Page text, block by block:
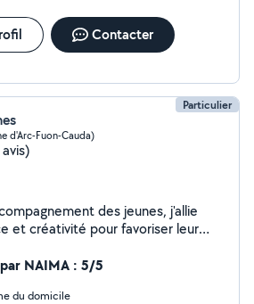
Contacter
Particulier
d'Arc-Fuon-Cauda)
avis)
des jeunes, j'allie
et créativité pour favoriser leur
NAIMA : 5/5
du domicile